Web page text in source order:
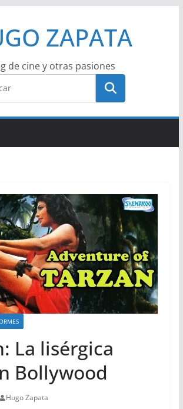
ZAPATA
de cine y otras pasiones
La lisérgica
Bollywood
Hugo Zapata